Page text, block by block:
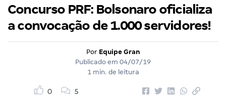
Concurso PRF: Bolsonaro oficializa
a convocação de 1.000 servidores!
Por Equipe Gran
Publicado em 04/07/19
1 min. de leitura
0 5